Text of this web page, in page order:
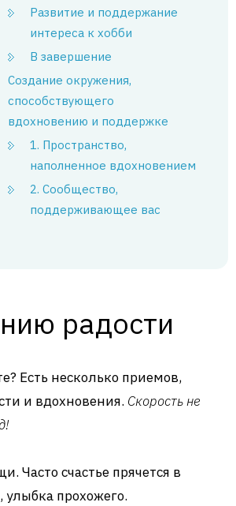
Развитие и поддержание
интереса к хобби
В завершение
Создание окружения,
способствующего
вдохновению и поддержке
1. Пространство,
наполненное вдохновением
2. Сообщество,
поддерживающее вас
радости
Есть несколько приемов,
и вдохновения. Скорость не
Часто счастье прячется в
улыбка прохожего.